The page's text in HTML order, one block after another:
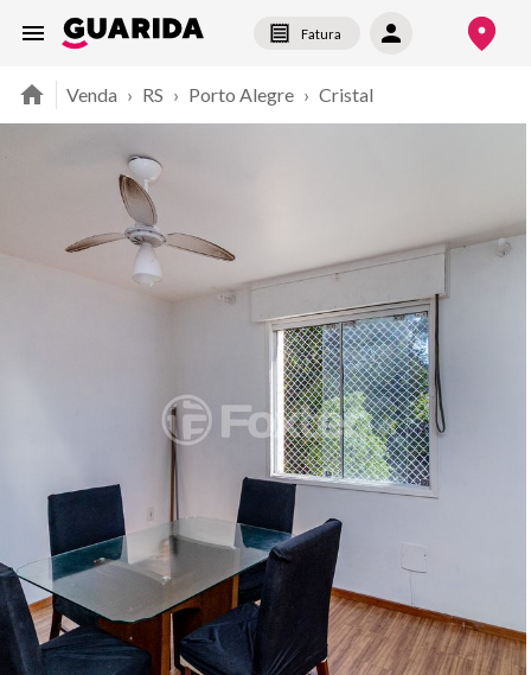
Fatura
Venda › RS › Porto Alegre › Cristal